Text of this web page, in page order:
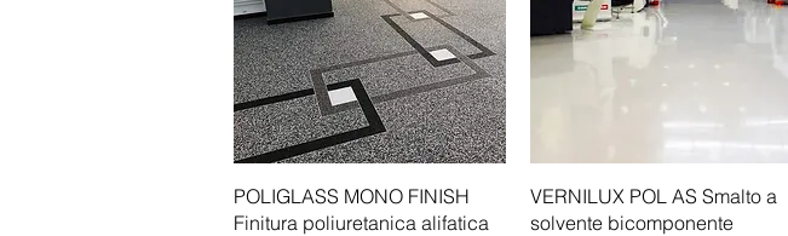
Vista rapida
POLIGLASS MONO FINISH
Finitura poliuretanica alifatica
Vista rapida
VERNILUX POL AS Smalto a
solvente bicomponente